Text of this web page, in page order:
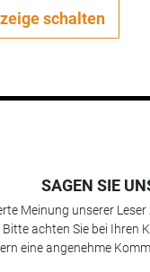
schalten
SAGEN SIE
Meinung unserer
achten Sie bei Ihren
eine angenehme